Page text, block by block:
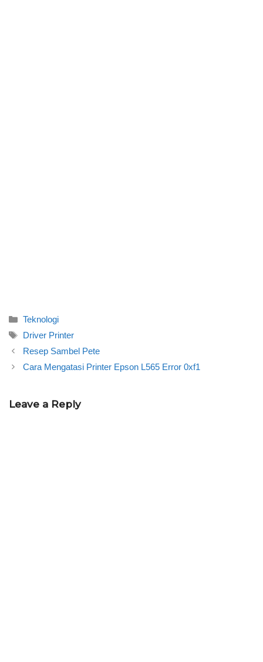
Categories
Teknologi
Tags
Driver Printer
Resep Sambel Pete
Cara Mengatasi Printer Epson L565 Error 0xf1
Leave a Reply